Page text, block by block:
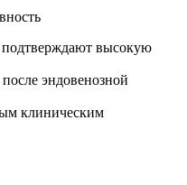
высокую
эндовенозной
клиническим